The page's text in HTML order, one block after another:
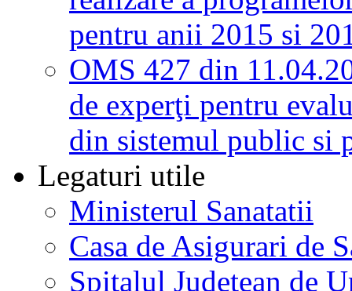
pentru anii 2015 si
OMS 427 din
de experţi pentru
din sistemul public si
Legaturi utile
Ministerul Sanatatii
Casa de Asigurari de
Spitalul Judetean de